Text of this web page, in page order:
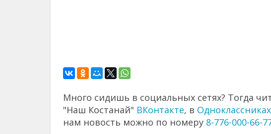
Много сидишь в социальных сетях? Тогда
"Наш Костанай" ВКонтакте, в Одноклассниках
нам новость можно по номеру 8-776-000-66-